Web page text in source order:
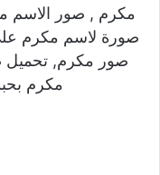
مكرم , صور الاسم
صورة لاسم مكرم
صور مكرم, تحميل
مكرم